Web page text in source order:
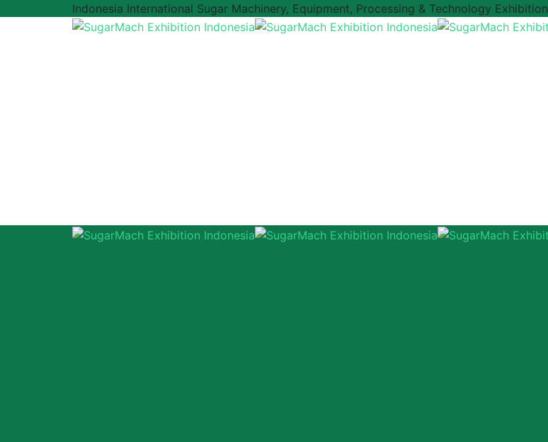
Indonesia International Sugar Machinery, Equipment, Processing & Technology Exhibition